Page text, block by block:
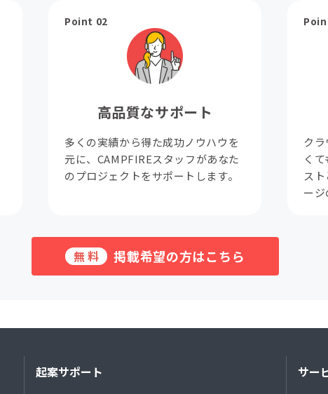
Point 02
高品質なサポート
多くの実績から得た成功ノウハウを
元に、CAMPFIREスタッフがあなた
のプロジェクトをサポートします。
ク
く
ス
ージ
無料 掲載希望の方はこちら
起案サポート サー